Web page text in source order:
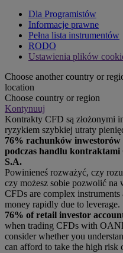
Dla Programistów
Informacje prawne
Pełna lista instrumentów
RODO
Ustawienia plików
Choose another country or
location
Choose country or region
Kontynuuj
Kontrakty CFD są złożonymi
ryzykiem szybkiej utraty
76% rachunków
podczas handlu
S.A.
Powinieneś rozważyć, czy
czy możesz sobie pozwolić
CFDs are complex
money rapidly due to leverage.
76% of retail investor
when trading CFDs with
consider whether you
can afford to take the high risk